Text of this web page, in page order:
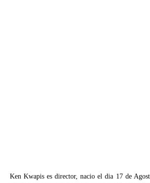
Ken Kwapis es director, nacio el dia 17 de